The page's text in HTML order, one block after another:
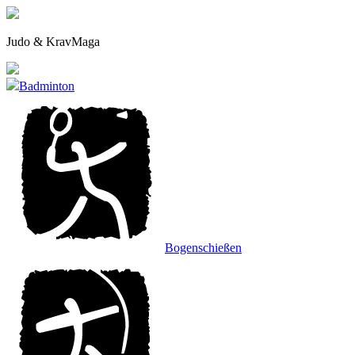
Zu
Inhalten
Judo & KravMaga
Badminton
Bogenschießen